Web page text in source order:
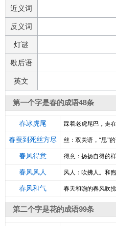
近义词
反义词
灯谜
歇后语
英文
第一个字是春的成语48条
春冰虎尾 踩着老虎尾巴，走
春蚕到死丝方尽 丝：双关语，“思”
春风得意 得意：扬扬自得的
春风风人 风人：吹拂人。和
春风和气 春天和煦的春风吹
第二个字是花的成语99条